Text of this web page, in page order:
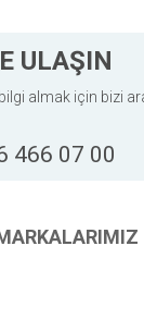
ULAŞIN
bilgi almak için bizi
466 07 00